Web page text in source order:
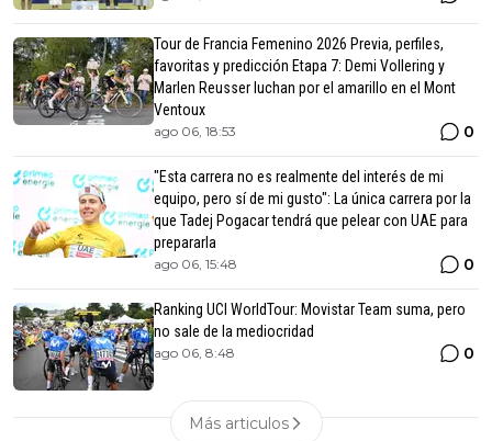
Tour de Francia Femenino 2026 Previa, perfiles,
favoritas y predicción Etapa 7: Demi Vollering y
Marlen Reusser luchan por el amarillo en el Mont
Ventoux
ago 06, 18:53 0
"Esta carrera no es realmente del interés de mi
equipo, pero sí de mi gusto": La única carrera por la
que Tadej Pogacar tendrá que pelear con UAE para
prepararla
ago 06, 15:48 0
Ranking UCI WorldTour: Movistar Team suma, pero
no sale de la mediocridad
ago 06, 8:48 0
Más articulos